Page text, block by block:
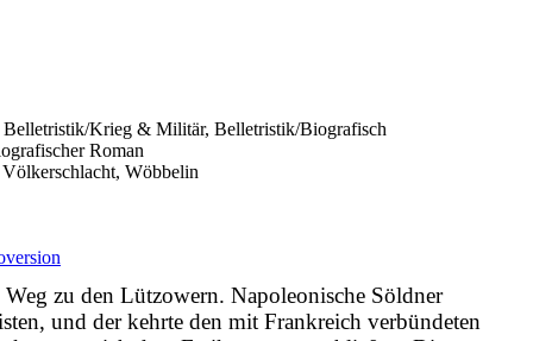
Krieg & Militär, Belletristik/Biografisch
Roman
Wöbbelin
zu den Lützowern. Napoleonische Söldner
und der kehrte den mit Frankreich verbündeten